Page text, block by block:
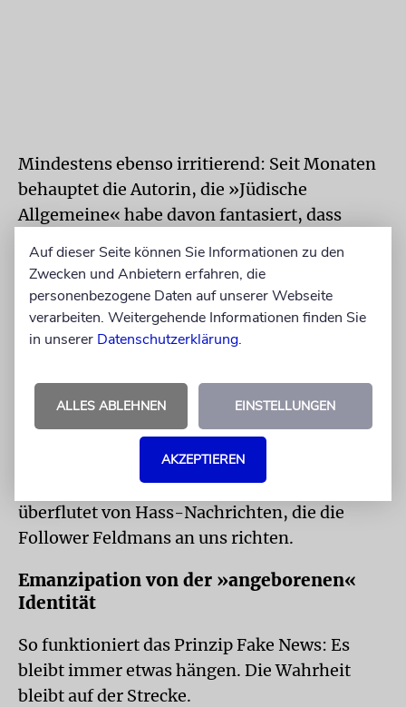
Mindestens ebenso irritierend: Seit Monaten
behauptet die Autorin, die »Jüdische
Allgemeine« habe davon fantasiert, dass
dass ihr die Zeitung gewünscht habe, tödliche
Gewalt erfahren zu sollen.
Wahr ist, dass ein freier Autor dieser Zeitung
eine Gruppe von Menschen – deren Teil
Feldman ist – geschrieben hat, was
verletzend war. Von dem Post des freien
Autors hat sich diese Zeitung öffentlich
distanziert. Seitdem wird diese Zeitung
überflutet von Hass-Nachrichten, die die
Follower Feldmans an uns richten.
Emanzipation von der »angeborenen«
Identität
So funktioniert das Prinzip Fake News: Es
bleibt immer etwas hängen. Die Wahrheit
bleibt auf der Strecke.
Auf dieser Seite können Sie Informationen zu den
Zwecken und Anbietern erfahren, die
personenbezogene Daten auf unserer Webseite
verarbeiten. Weitergehende Informationen finden Sie
in unserer Datenschutzerklärung.
ALLES ABLEHNEN EINSTELLUNGEN
AKZEPTIEREN